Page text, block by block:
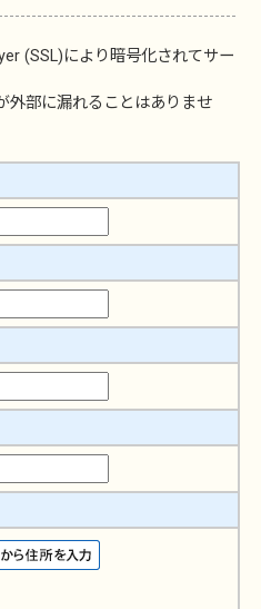
(SSL)により暗号化されてサー
外部に漏れることはありませ